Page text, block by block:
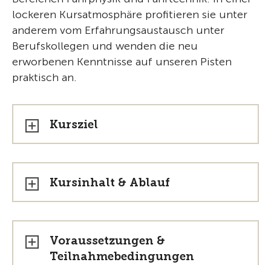
lockeren Kursatmosphäre profitieren sie unter
anderem vom Erfahrungsaustausch unter
Berufskollegen und wenden die neu
erworbenen Kenntnisse auf unseren Pisten
praktisch an.
Kursziel
Kursinhalt & Ablauf
Voraussetzungen &
Teilnahmebedingungen